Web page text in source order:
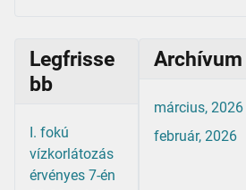
Legfrisse
bb
I. fokú
vízkorlátozás
érvényes 7-én
Archívum
március, 2026
február, 2026